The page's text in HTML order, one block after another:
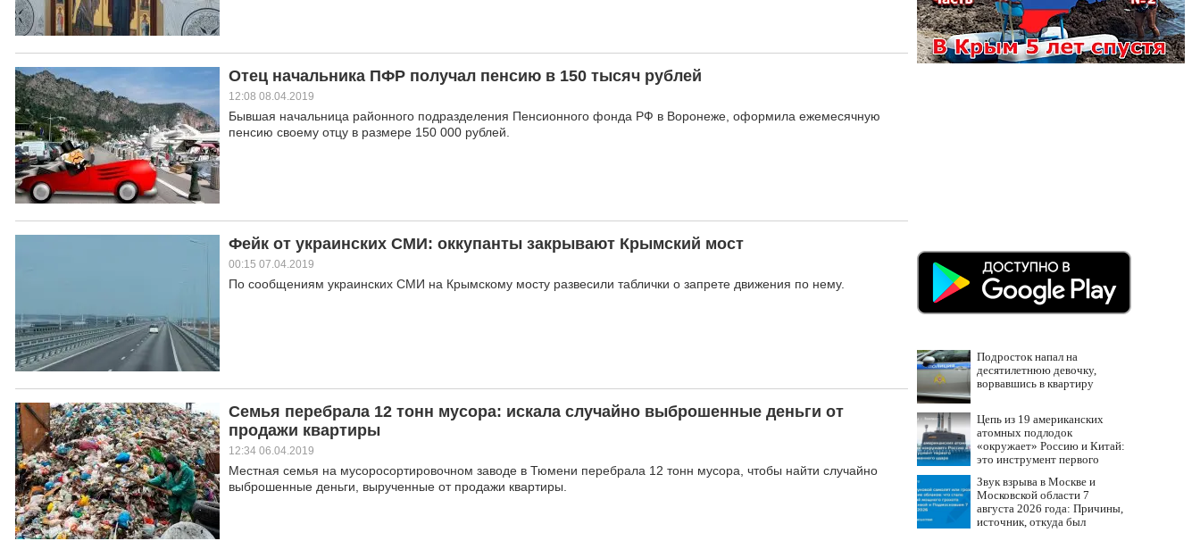
Отец начальника ПФР получал пенсию в 150 тысяч рублей
12:08 08.04.2019
Бывшая начальница районного подразделения Пенсионного фонда РФ в Воронеже, оформила ежемесячную
пенсию своему отцу в размере 150 000 рублей.
Фейк от украинских СМИ: оккупанты закрывают Крымский мост
00:15 07.04.2019
По сообщениям украинских СМИ на Крымскому мосту развесили таблички о запрете движения по нему.
Семья перебрала 12 тонн мусора: искала случайно выброшенные деньги от
продажи квартиры
12:34 06.04.2019
Местная семья на мусоросортировочном заводе в Тюмени перебрала 12 тонн мусора, чтобы найти случайно
выброшенные деньги, вырученные от продажи квартиры.
Подросток напал на
десятилетнюю девочку,
ворвавшись в квартиру
Цепь из 19 американских
атомных подлодок
«окружает» Россию и Китай:
это инструмент первого
Звук взрыва в Москве и
Московской области 7
августа 2026 года: Причины,
источник, откуда был